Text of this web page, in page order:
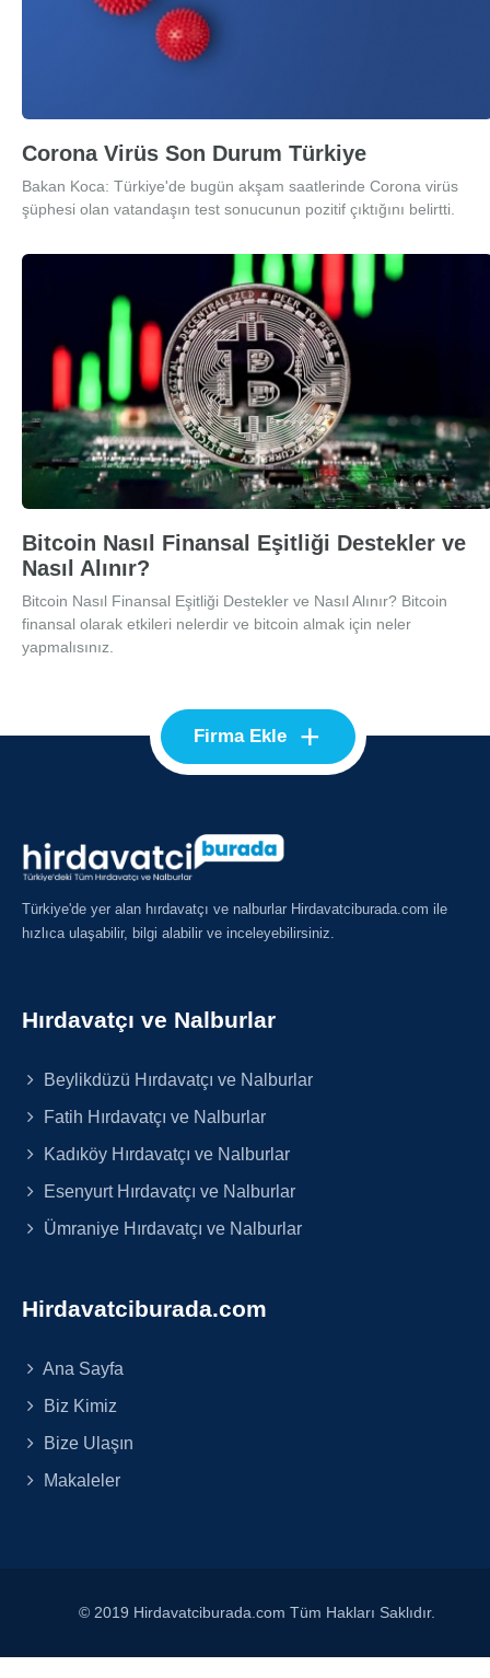
Corona Virüs Son Durum Türkiye
Bakan Koca: Türkiye'de bugün akşam saatlerinde Corona virüs
şüphesi olan vatandaşın test sonucunun pozitif çıktığını belirtti.
Bitcoin Nasıl Finansal Eşitliği Destekler ve
Nasıl Alınır?
Bitcoin Nasıl Finansal Eşitliği Destekler ve Nasıl Alınır? Bitcoin
finansal olarak etkileri nelerdir ve bitcoin almak için neler
yapmalısınız.
Firma Ekle +
Türkiye'de yer alan hırdavatçı ve nalburlar Hirdavatciburada.com ile
hızlıca ulaşabilir, bilgi alabilir ve inceleyebilirsiniz.
Hırdavatçı ve Nalburlar
Beylikdüzü Hırdavatçı ve Nalburlar
Fatih Hırdavatçı ve Nalburlar
Kadıköy Hırdavatçı ve Nalburlar
Esenyurt Hırdavatçı ve Nalburlar
Ümraniye Hırdavatçı ve Nalburlar
Hirdavatciburada.com
Ana Sayfa
Biz Kimiz
Bize Ulaşın
Makaleler
© 2019 Hirdavatciburada.com Tüm Hakları Saklıdır.